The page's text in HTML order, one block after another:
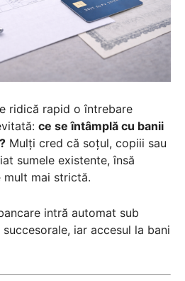
ridică rapid o întrebare
ce se întâmplă cu banii
Mulți cred că soțul, copiii sau
sumele existente, însă
mult mai strictă.
intră automat sub
iar accesul la bani